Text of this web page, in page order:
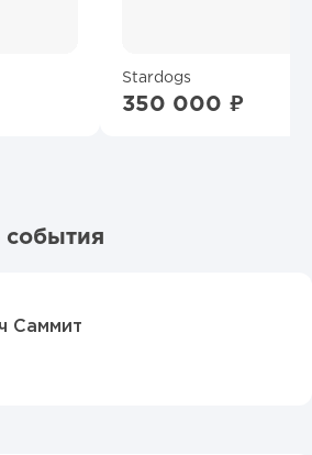
Stardogs
350 000 ₽
события
Саммит